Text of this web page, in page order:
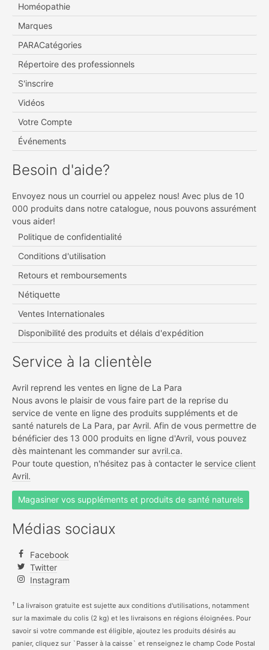
Homéopathie
Marques
PARACatégories
Répertoire des professionnels
S'inscrire
Vidéos
Votre Compte
Événements
Besoin d'aide?
Envoyez nous un courriel ou appelez nous! Avec plus de 10
000 produits dans notre catalogue, nous pouvons assurément
vous aider!
Politique de confidentialité
Conditions d'utilisation
Retours et remboursements
Nétiquette
Ventes Internationales
Disponibilité des produits et délais d'expédition
Service à la clientèle
Avril reprend les ventes en ligne de La Para
Nous avons le plaisir de vous faire part de la reprise du
service de vente en ligne des produits suppléments et de
santé naturels de La Para, par Avril. Afin de vous permettre de
bénéficier des 13 000 produits en ligne d'Avril, vous pouvez
dès maintenant les commander sur avril.ca.
Pour toute question, n'hésitez pas à contacter le service client
Avril.
Magasiner vos suppléments et produits de santé naturels
Médias sociaux
Facebook
Twitter
Instagram
† La livraison gratuite est sujette aux conditions d'utilisations, notamment
sur la maximale du colis (2 kg) et les livraisons en régions éloignées. Pour
savoir si votre commande est éligible, ajoutez les produits désirés au
panier, cliquez sur `Passer à la caisse` et renseignez le champ Code Postal